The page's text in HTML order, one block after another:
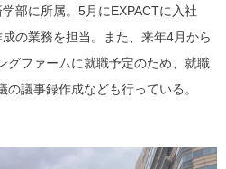
部に所属。5月にEXPACTに入社
の業務を担当。また、来年4月から
グファームに就職予定のため、就職
議事録作成なども行っている。